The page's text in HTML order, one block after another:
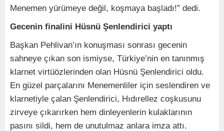
Menemen yürümeye değil, koşmaya başladı!” dedi.
Gecenin finalini Hüsnü Şenlendirici yaptı
Başkan Pehlivan’ın konuşması sonrası gecenin
sahneye çıkan son ismiyse, Türkiye’nin en tanınmış
klarnet virtüözlerinden olan Hüsnü Şenlendirici oldu.
En güzel parçalarını Menemenliler için seslendiren ve
klarnetiyle çalan Şenlendirici, Hıdırellez coşkusunu
zirveye çıkarırken hem dinleyenlerin kulaklarının
pasını sildi, hem de unutulmaz anlara imza attı.